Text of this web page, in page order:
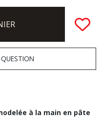
à la main en pâte